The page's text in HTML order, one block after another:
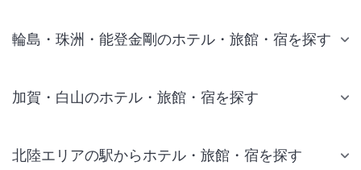
輪島・珠洲・能登金剛のホテル・旅館・宿を探す
加賀・白山のホテル・旅館・宿を探す
北陸エリアの駅からホテル・旅館・宿を探す